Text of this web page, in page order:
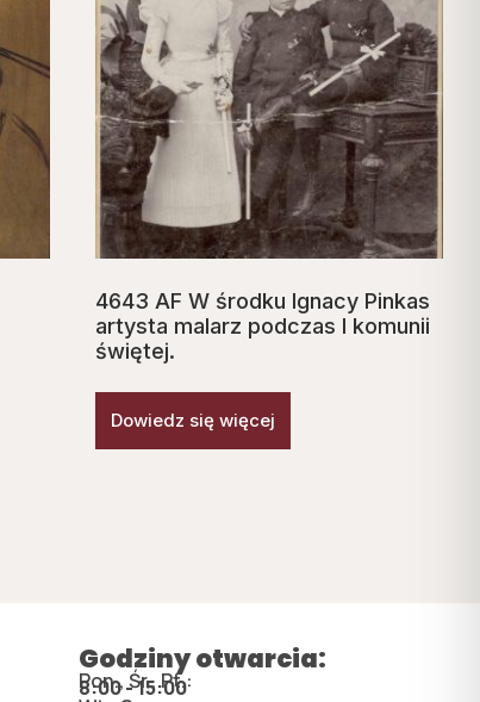
4643 AF W środku Ignacy Pinkas
artysta malarz podczas I komunii
świętej.
Dowiedz się więcej
Godziny otwarcia:
Pon., Śr., Pt.:
8:00 - 15:00